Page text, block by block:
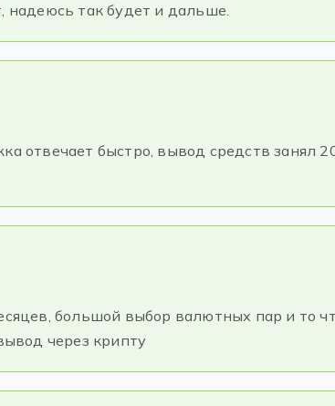
надеюсь так будет и дальше.
отвечает быстро, вывод средств занял
большой выбор валютных пар и то
через крипту